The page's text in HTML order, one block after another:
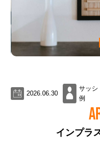
2026.06.30
サッシ
例
インプラ